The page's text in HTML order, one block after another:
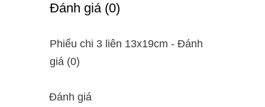
Ðánh giá (0)
Phiếu chi 3 liên 13x19cm - Ðánh
giá (0)
Đánh giá